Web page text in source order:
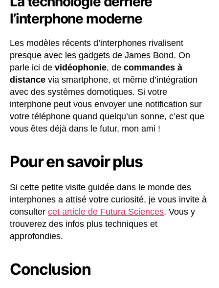
l’interphone moderne
Les modèles récents d’interphones rivalisent
presque avec les gadgets de James Bond. On
parle ici de vidéophonie, de commandes à
distance via smartphone, et même d’intégration
avec des systèmes domotiques. Si votre
interphone peut vous envoyer une notification sur
votre téléphone quand quelqu’un sonne, c’est que
vous êtes déjà dans le futur, mon ami !
Pour en savoir plus
Si cette petite visite guidée dans le monde des
interphones a attisé votre curiosité, je vous invite à
consulter cet article de Futura Sciences. Vous y
trouverez des infos plus techniques et
approfondies.
Conclusion